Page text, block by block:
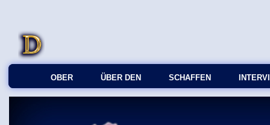
OBER ÜBER DEN SCHAFFEN